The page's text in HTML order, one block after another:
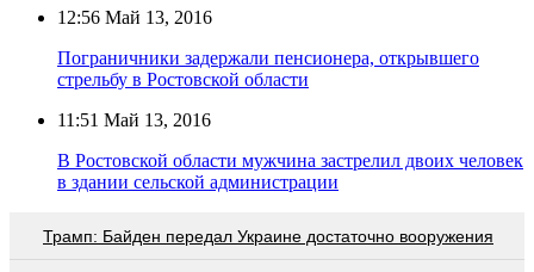
12:56 Май 13, 2016
Пограничники задержали пенсионера, открывшего
стрельбу в Ростовской области
11:51 Май 13, 2016
В Ростовской области мужчина застрелил двоих человек
в здании сельской администрации
Трамп: Байден передал Украине достаточно вооружения